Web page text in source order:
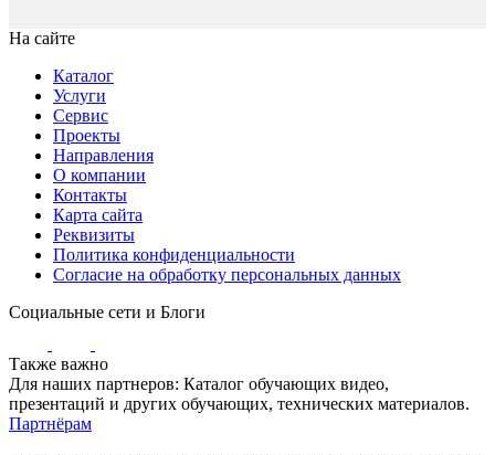
На сайте
Каталог
Услуги
Сервис
Проекты
Направления
О компании
Контакты
Карта сайта
Реквизиты
Политика конфиденциальности
Согласие на обработку персональных данных
Социальные сети и Блоги
Также важно
Для наших партнеров: Каталог обучающих видео,
презентаций и других обучающих, технических материалов.
Партнёрам